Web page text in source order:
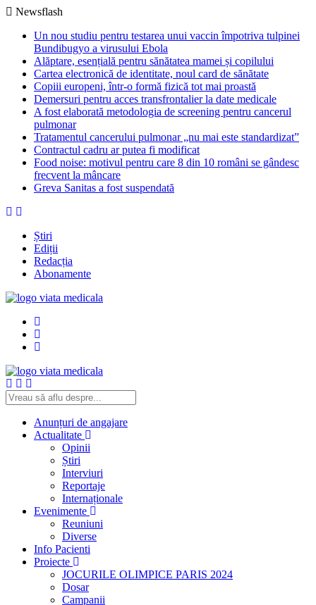
Newsflash
Un nou studiu pentru testarea unui vaccin împotriva tulpinei
Bundibugyo a virusului Ebola
Alăptare, esențială pentru sănătatea mamei și copilului
Cartea electronică de identitate, noul card de sănătate
Copiii europeni, într-o formă fizică tot mai proastă
Demersuri pentru acces transfrontalier la date medicale
A fost elaborată metodologia de screening pentru cancerul
pulmonar
Tratamentul cancerului pulmonar „nu mai este standardizat”
Contractul cadru ar putea fi modificat
Food noise: motivul pentru care 8 din 10 români se gândesc
frecvent la mâncare
Greva Sanitas a fost suspendată
Știri
Ediții
Redacția
Abonamente
Anunțuri de angajare
Actualitate
Opinii
Știri
Interviuri
Reportaje
Internaționale
Evenimente
Reuniuni
Diverse
Info Pacienti
Proiecte
JOCURILE OLIMPICE PARIS 2024
Dosar
Campanii